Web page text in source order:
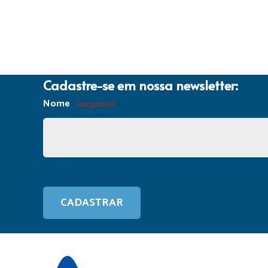
Cadastre-se em nossa newsletter:
Nome (obrigatório)